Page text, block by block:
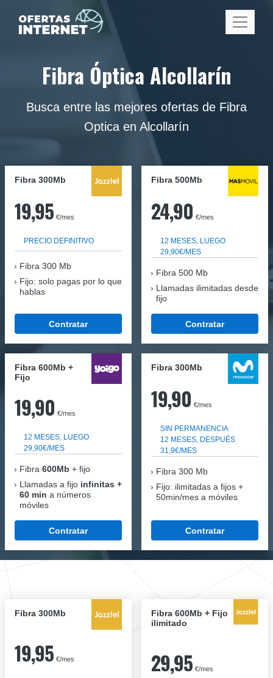
Fibra Óptica Alcollarín
Busca entre las mejores ofertas de Fibra
Optica en Alcollarín
Fibra 300Mb
19,95 €/mes
PRECIO DEFINITIVO
Fibra 300 Mb
Fijo: solo pagas por lo que
hablas
Contratar
Fibra 500Mb
24,90 €/mes
12 MESES, LUEGO
29,90€/MES
Fibra 500 Mb
Llamadas ilimitadas desde
fijo
Contratar
Fibra 600Mb +
Fijo
19,90 €/mes
12 MESES, LUEGO
29,90€/MES
Fibra 600Mb + fijo
Llamadas a fijo infinitas +
60 min a números
móviles
Contratar
Fibra 300Mb
19,90 €/mes
SIN PERMANENCIA
12 MESES, DESPUÉS
31,9€/MES
Fibra 300 Mb
Fijo: ilimitadas a fijos +
50min/mes a móviles
Contratar
Fibra 300Mb
19,95 €/mes
Fibra 600Mb + Fijo
ilimitado
29,95 €/mes